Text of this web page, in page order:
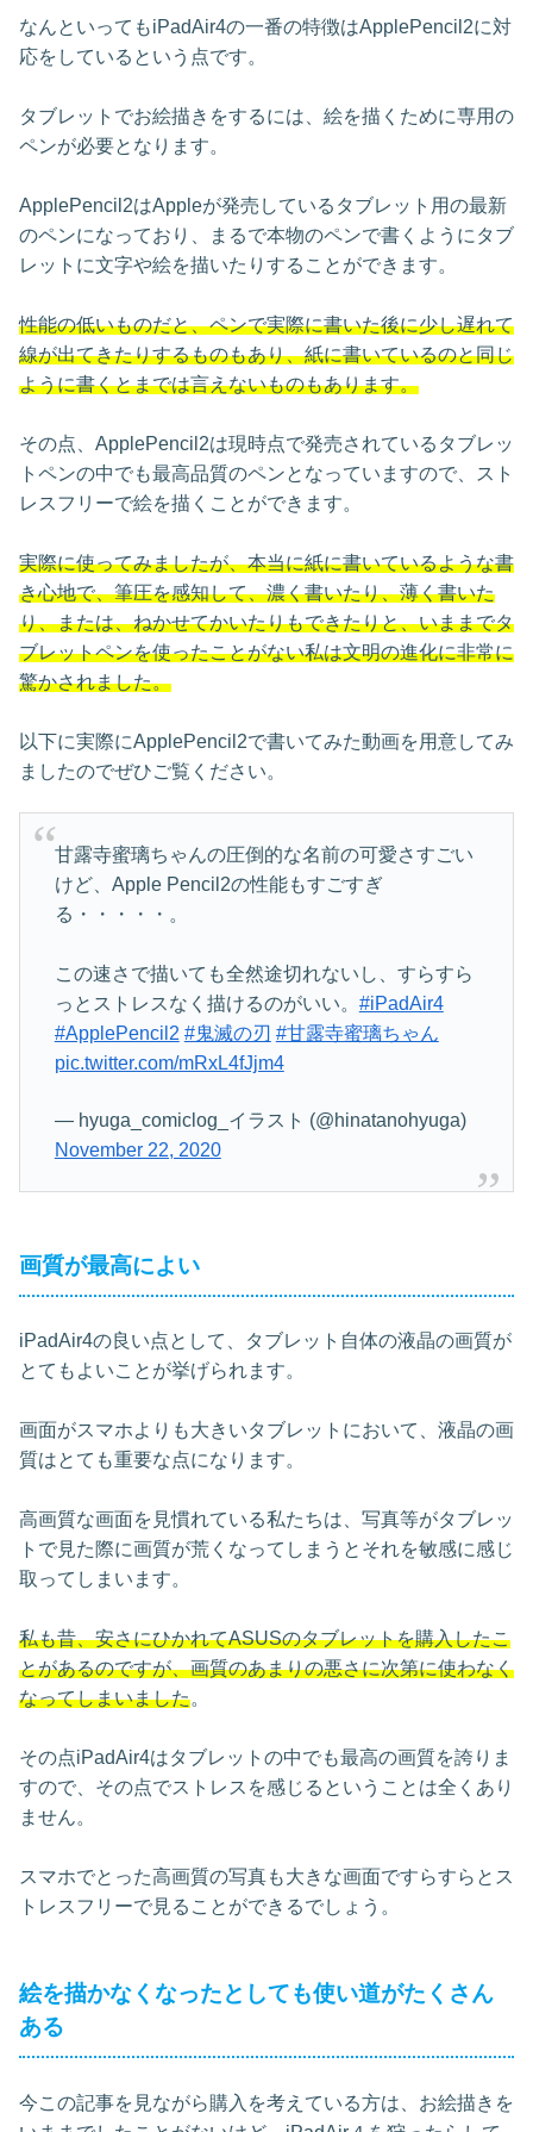
なんといってもiPadAir4の一番の特徴はApplePencil2に対
応をしているという点です。
タブレットでお絵描きをするには、絵を描くために専用の
ペンが必要となります。
ApplePencil2はAppleが発売しているタブレット用の最新
のペンになっており、まるで本物のペンで書くようにタブ
レットに文字や絵を描いたりすることができます。
性能の低いものだと、ペンで実際に書いた後に少し遅れて
線が出てきたりするものもあり、紙に書いているのと同じ
ように書くとまでは言えないものもあります。
その点、ApplePencil2は現時点で発売されているタブレッ
トペンの中でも最高品質のペンとなっていますので、スト
レスフリーで絵を描くことができます。
実際に使ってみましたが、本当に紙に書いているような書
き心地で、筆圧を感知して、濃く書いたり、薄く書いた
り、または、ねかせてかいたりもできたりと、いままでタ
ブレットペンを使ったことがない私は文明の進化に非常に
驚かされました。
以下に実際にApplePencil2で書いてみた動画を用意してみ
ましたのでぜひご覧ください。
甘露寺蜜璃ちゃんの圧倒的な名前の可愛さすごい
けど、Apple Pencil2の性能もすごすぎ
る・・・・・。
この速さで描いても全然途切れないし、すらすら
っとストレスなく描けるのがいい。 #iPadAir4
#ApplePencil2 #鬼滅の刃 #甘露寺蜜璃ちゃん
pic.twitter.com/mRxL4fJjm4
— hyuga_comiclog_イラスト (@hinatanohyuga)
November 22, 2020
画質が最高によい
iPadAir4の良い点として、タブレット自体の液晶の画質が
とてもよいことが挙げられます。
画面がスマホよりも大きいタブレットにおいて、液晶の画
質はとても重要な点になります。
高画質な画面を見慣れている私たちは、写真等がタブレッ
トで見た際に画質が荒くなってしまうとそれを敏感に感じ
取ってしまいます。
私も昔、安さにひかれてASUSのタブレットを購入したこ
とがあるのですが、画質のあまりの悪さに次第に使わなく
なってしまいました。
その点iPadAir4はタブレットの中でも最高の画質を誇りま
すので、その点でストレスを感じるということは全くあり
ません。
スマホでとった高画質の写真も大きな画面ですらすらとス
トレスフリーで見ることができるでしょう。
絵を描かなくなったとしても使い道がたくさん
ある
今この記事を見ながら購入を考えている方は、お絵描きを